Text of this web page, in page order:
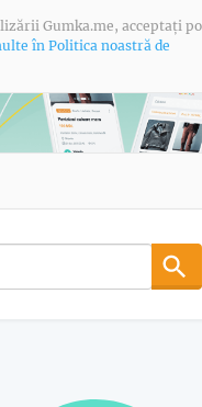
Gumka.me, acceptați
în Politica noastră de